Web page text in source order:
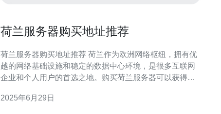
荷兰服务器购买地址推荐
荷兰服务器购买地址推荐 荷兰作为欧洲网络枢纽，拥有优
越的网络基础设施和稳定的数据中心环境，是很多互联网
企业和个人用户的首选之地。购买荷兰服务器可以获得更
下是一些值得推荐的荷兰服务器购买地址： 1. Leaseweb
2025年6月29日